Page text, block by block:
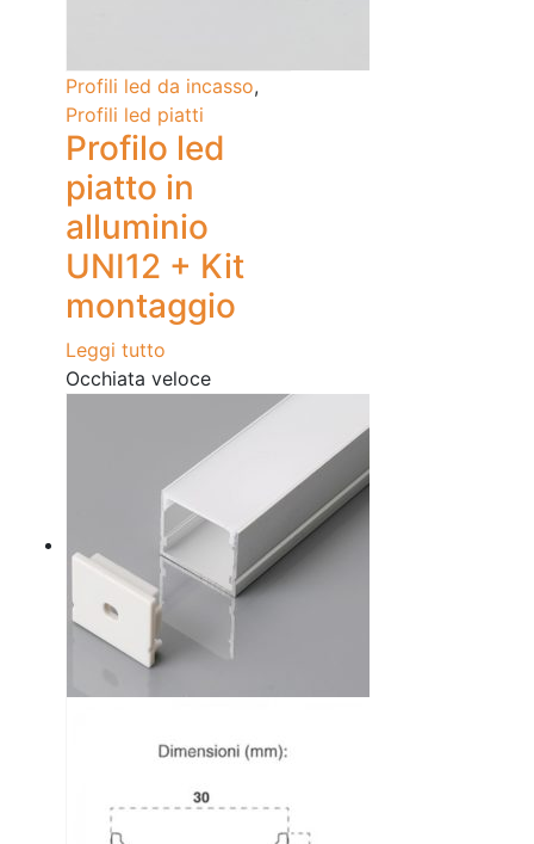
Profili led da incasso,
Profili led piatti
Profilo led
piatto in
alluminio
UNI12 + Kit
montaggio
Leggi tutto
Occhiata veloce